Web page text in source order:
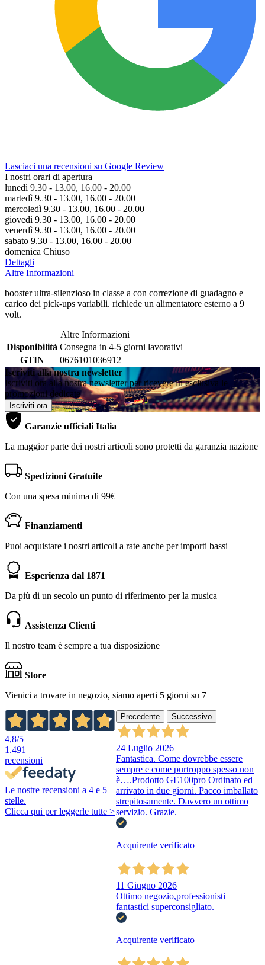
Lasciaci una recensioni su Google Review
I nostri orari di apertura
lunedì 9.30 - 13.00, 16.00 - 20.00
martedì 9.30 - 13.00, 16.00 - 20.00
mercoledì 9.30 - 13.00, 16.00 - 20.00
giovedì 9.30 - 13.00, 16.00 - 20.00
venerdì 9.30 - 13.00, 16.00 - 20.00
sabato 9.30 - 13.00, 16.00 - 20.00
domenica Chiuso
Dettagli
Altre Informazioni
booster ultra-silenzioso in classe a con correzione di guadagno e
carico dei pick-ups variabili. richiede un alimentatore esterno a 9
volt.
Altre Informazioni
Disponibilità Consegna in 4-5 giorni lavorativi
GTIN
0676101036912
Iscriviti alla nostra newsletter
Iscriviti ora alla nostra newsletter per ricevere in esclusiva le
promozioni dedicate
Iscriviti ora
Garanzie ufficiali Italia
La maggior parte dei nostri articoli sono protetti da garanzia nazione
Spedizioni Gratuite
Con una spesa minima di 99€
Finanziamenti
Puoi acquistare i nostri articoli a rate anche per importi bassi
Esperienza dal 1871
Da più di un secolo un punto di riferimento per la musica
Assistenza Clienti
Il nostro team è sempre a tua disposizione
Store
Vienici a trovare in negozio, siamo aperti 5 giorni su 7
4,8/5
1.491
recensioni
Le nostre recensioni a 4 e 5
stelle.
Clicca qui per leggerle tutte >
Precedente Successivo
24 Luglio 2026
Fantastica. Come dovrebbe essere
sempre e come purtroppo spesso non
è….Prodotto GE100pro Ordinato ed
arrivato in due giorni. Pacco imballato
strepitosamente. Davvero un ottimo
servizio. Grazie.
Acquirente verificato
11 Giugno 2026
Ottimo negozio,professionisti
fantastici superconsigliato.
Acquirente verificato